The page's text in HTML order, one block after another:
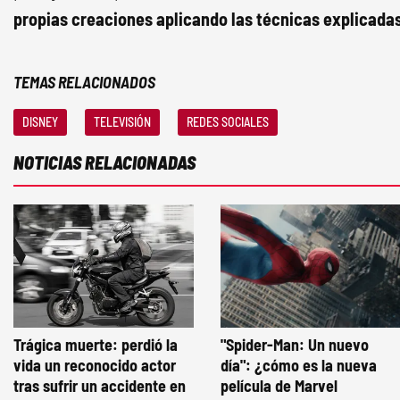
propias creaciones aplicando las técnicas
TEMAS RELACIONADOS
DISNEY TELEVISIÓN REDES SOCIALES
NOTICIAS RELACIONADAS
Trágica muerte: perdió la
vida un reconocido actor
tras sufrir un accidente en
"Spider-Man: Un nuevo
día": ¿cómo es la nueva
película de Marvel